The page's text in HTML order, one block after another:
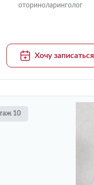
оториноларинголог
Хочу записаться
10